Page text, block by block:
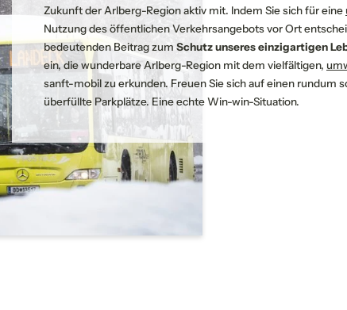
Zukunft der Arlberg-Region aktiv mit. Indem Sie sich für eine
Nutzung des öffentlichen Verkehrsangebots vor Ort
bedeutenden Beitrag zum Schutz unseres einzigartigen
ein, die wunderbare Arlberg-Region mit dem vielfältigen,
sanft-mobil zu erkunden. Freuen Sie sich auf einen rundum
überfüllte Parkplätze. Eine echte Win-win-Situation.